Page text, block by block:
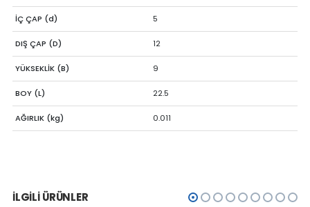
İÇ ÇAP (d) 5
DIŞ ÇAP (D) 12
YÜKSEKLİK (B) 9
BOY (L) 22.5
AĞIRLIK (kg) 0.011
İLGILI ÜRÜNLER